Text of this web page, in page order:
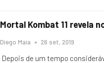
Mortal Kombat 11 revela
Diego Maia 26 set, 2019
Depois de um tempo